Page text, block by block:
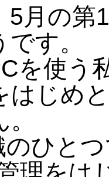
5月の第
す。
を使う
はじめ
のひと